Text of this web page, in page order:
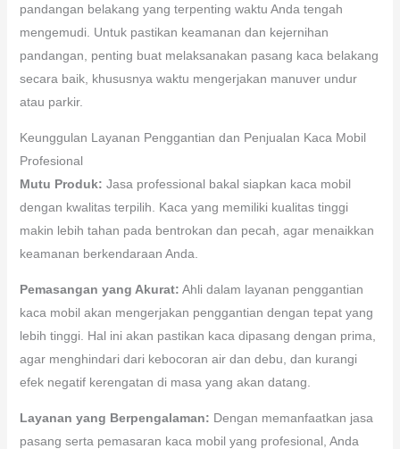
pandangan belakang yang terpenting waktu Anda tengah
mengemudi. Untuk pastikan keamanan dan kejernihan
pandangan, penting buat melaksanakan pasang kaca belakang
secara baik, khususnya waktu mengerjakan manuver undur
atau parkir.
Keunggulan Layanan Penggantian dan Penjualan Kaca Mobil
Profesional
Mutu Produk: Jasa professional bakal siapkan kaca mobil
dengan kwalitas terpilih. Kaca yang memiliki kualitas tinggi
makin lebih tahan pada bentrokan dan pecah, agar menaikkan
keamanan berkendaraan Anda.
Pemasangan yang Akurat: Ahli dalam layanan penggantian
kaca mobil akan mengerjakan penggantian dengan tepat yang
lebih tinggi. Hal ini akan pastikan kaca dipasang dengan prima,
agar menghindari dari kebocoran air dan debu, dan kurangi
efek negatif kerengatan di masa yang akan datang.
Layanan yang Berpengalaman: Dengan memanfaatkan jasa
pasang serta pemasaran kaca mobil yang profesional, Anda